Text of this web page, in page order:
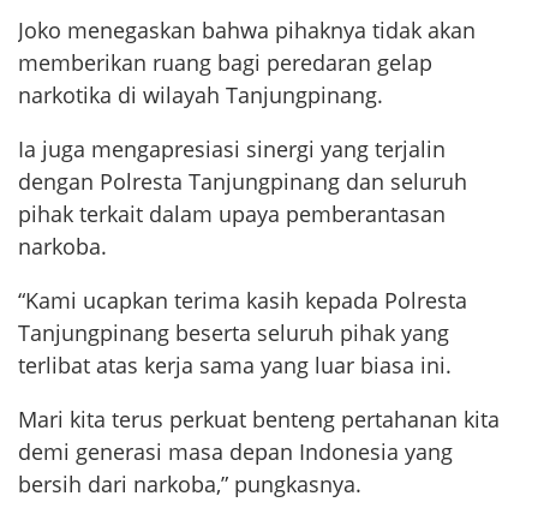
Joko menegaskan bahwa pihaknya tidak akan
memberikan ruang bagi peredaran gelap
narkotika di wilayah Tanjungpinang.
Ia juga mengapresiasi sinergi yang terjalin
dengan Polresta Tanjungpinang dan seluruh
pihak terkait dalam upaya pemberantasan
narkoba.
“Kami ucapkan terima kasih kepada Polresta
Tanjungpinang beserta seluruh pihak yang
terlibat atas kerja sama yang luar biasa ini.
Mari kita terus perkuat benteng pertahanan kita
demi generasi masa depan Indonesia yang
bersih dari narkoba,” pungkasnya.